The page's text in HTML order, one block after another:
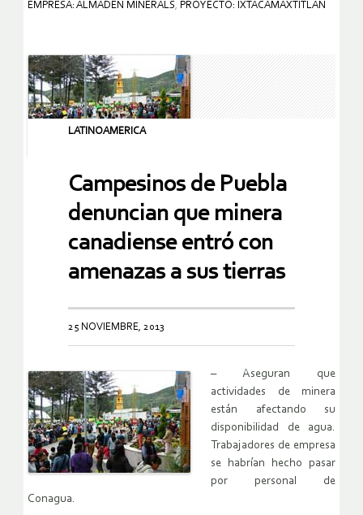
EMPRESA: ALMADEN MINERALS, PROYECTO: IXTACAMAXTITLAN
LATINOAMERICA
Campesinos de Puebla
denuncian que minera
canadiense entró con
amenazas a sus tierras
25 NOVIEMBRE, 2013
– Aseguran que
actividades de minera
están afectando su
disponibilidad de agua.
Trabajadores de empresa
se habrían hecho pasar
por personal de
Conagua.